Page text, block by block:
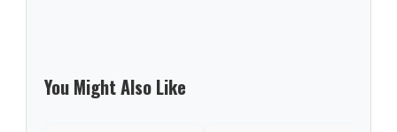
You Might Also Like